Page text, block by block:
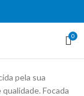
0
pela sua
Focada